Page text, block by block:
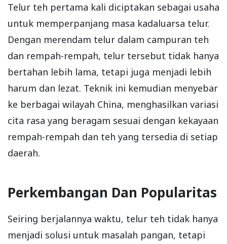
Telur teh pertama kali diciptakan sebagai usaha
untuk memperpanjang masa kadaluarsa telur.
Dengan merendam telur dalam campuran teh
dan rempah-rempah, telur tersebut tidak hanya
bertahan lebih lama, tetapi juga menjadi lebih
harum dan lezat. Teknik ini kemudian menyebar
ke berbagai wilayah China, menghasilkan variasi
cita rasa yang beragam sesuai dengan kekayaan
rempah-rempah dan teh yang tersedia di setiap
daerah.
Perkembangan Dan Popularitas
Seiring berjalannya waktu, telur teh tidak hanya
menjadi solusi untuk masalah pangan, tetapi